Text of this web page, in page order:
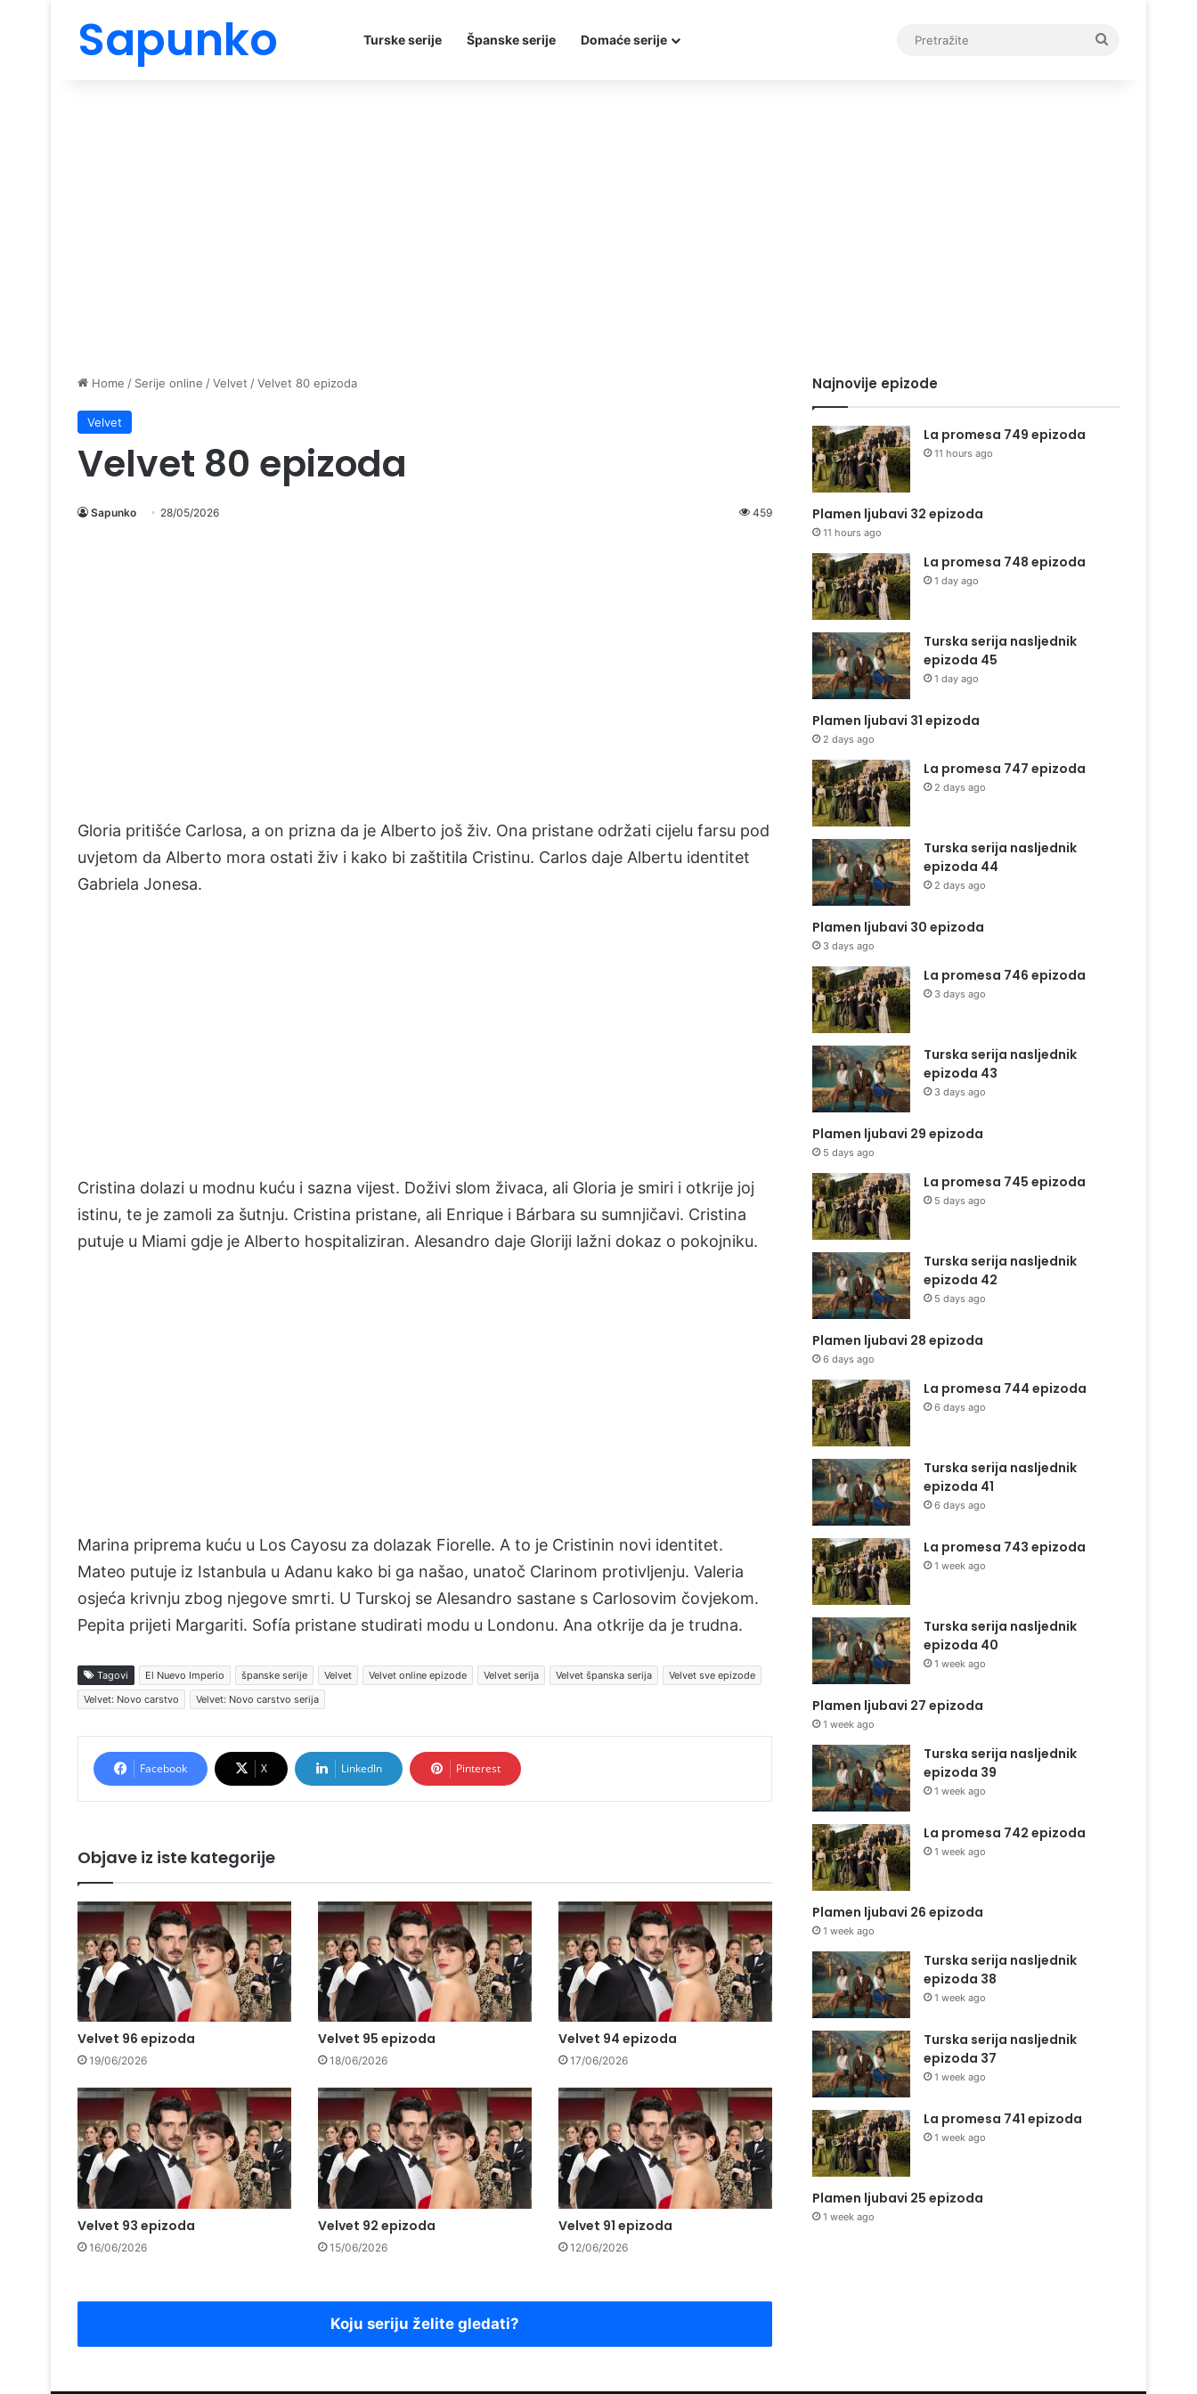
Sapunko Turske serije Španske serije Domaće serije
Home / Serije online /Velvet /Velvet 80 epizoda
Velvet
Velvet 80 epizoda
Sapunko 28/05/2026 459
Gloria pritišće Carlosa, a on prizna da je Alberto još živ. Ona pristane održati cijelu farsu pod
uvjetom da Alberto mora ostati živ i kako bi zaštitila Cristinu. Carlos daje Albertu identitet
Gabriela Jonesa.
Cristina dolazi u modnu kuću i sazna vijest. Doživi slom živaca, ali Gloria je smiri i otkrije joj
istinu, te je zamoli za šutnju. Cristina pristane, ali Enrique i Bárbara su sumnjičavi. Cristina
putuje u Miami gdje je Alberto hospitaliziran. Alesandro daje Gloriji lažni dokaz o pokojniku.
Marina priprema kuću u Los Cayosu za dolazak Fiorelle. A to je Cristinin novi identitet.
Mateo putuje iz Istanbula u Adanu kako bi ga našao, unatoč Clarinom protivljenju. Valeria
osjeća krivnju zbog njegove smrti. U Turskoj se Alesandro sastane s Carlosovim čovjekom.
Pepita prijeti Margariti. Sofía pristane studirati modu u Londonu. Ana otkrije da je trudna.
Tagovi El Nuevo Imperio španske serije Velvet Velvet online epizode Velvet serija Velvet španska serija
Velvet sve epizode
Velvet: Novo carstvo
Velvet: Novo carstvo serija
Facebook X LinkedIn Pinterest
Objave iz iste kategorije
Velvet 96 epizoda
19/06/2026
Velvet 95 epizoda
18/06/2026
Velvet 94 epizoda
17/06/2026
Velvet 93 epizoda
16/06/2026
Velvet 92 epizoda
15/06/2026
Velvet 91 epizoda
12/06/2026
Koju seriju želite gledati?
Najnovije epizode
La promesa 749 epizoda
11 hours ago
Plamen ljubavi 32 epizoda
11 hours ago
La promesa 748 epizoda
1 day ago
Turska serija nasljednik
epizoda 45
1 day ago
Plamen ljubavi 31 epizoda
2 days ago
La promesa 747 epizoda
2 days ago
Turska serija nasljednik
epizoda 44
2 days ago
Plamen ljubavi 30 epizoda
3 days ago
La promesa 746 epizoda
3 days ago
Turska serija nasljednik
epizoda 43
3 days ago
Plamen ljubavi 29 epizoda
5 days ago
La promesa 745 epizoda
5 days ago
Turska serija nasljednik
epizoda 42
5 days ago
Plamen ljubavi 28 epizoda
6 days ago
La promesa 744 epizoda
6 days ago
Turska serija nasljednik
epizoda 41
6 days ago
La promesa 743 epizoda
1 week ago
Turska serija nasljednik
epizoda 40
1 week ago
Plamen ljubavi 27 epizoda
1 week ago
Turska serija nasljednik
epizoda 39
1 week ago
La promesa 742 epizoda
1 week ago
Plamen ljubavi 26 epizoda
1 week ago
Turska serija nasljednik
epizoda 38
1 week ago
Turska serija nasljednik
epizoda 37
1 week ago
La promesa 741 epizoda
1 week ago
Plamen ljubavi 25 epizoda
1 week ago